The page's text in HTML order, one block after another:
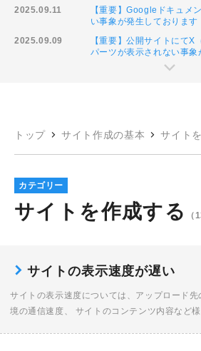
2025.09.11
【重要】Googleドキュメ
い事象が発生しております
2025.09.09
【重要】公開サイトにて
パーツが表示されない事象
トップ サイト作成の基本 サイト
カテゴリー
サイトを作成する （
サイトの表示速度が遅い
サイトの表示速度については、アップロード
境の通信速度、 サイトのコンテンツ内容など